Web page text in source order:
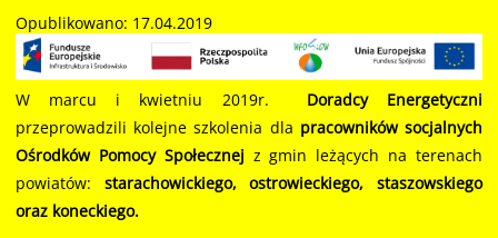
Opublikowano: 17.04.2019
W marcu i kwietniu 2019r. Doradcy Energetyczni
przeprowadzili kolejne szkolenia dla pracowników socjalnych
Ośrodków Pomocy Społecznej z gmin leżących na terenach
powiatów: starachowickiego, ostrowieckiego, staszowskiego
oraz koneckiego.